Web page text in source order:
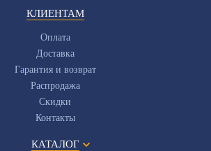
КЛИЕНТАМ
Оплата
Доставка
Гарантия и возврат
Распродажа
Скидки
Контакты
КАТАЛОГ